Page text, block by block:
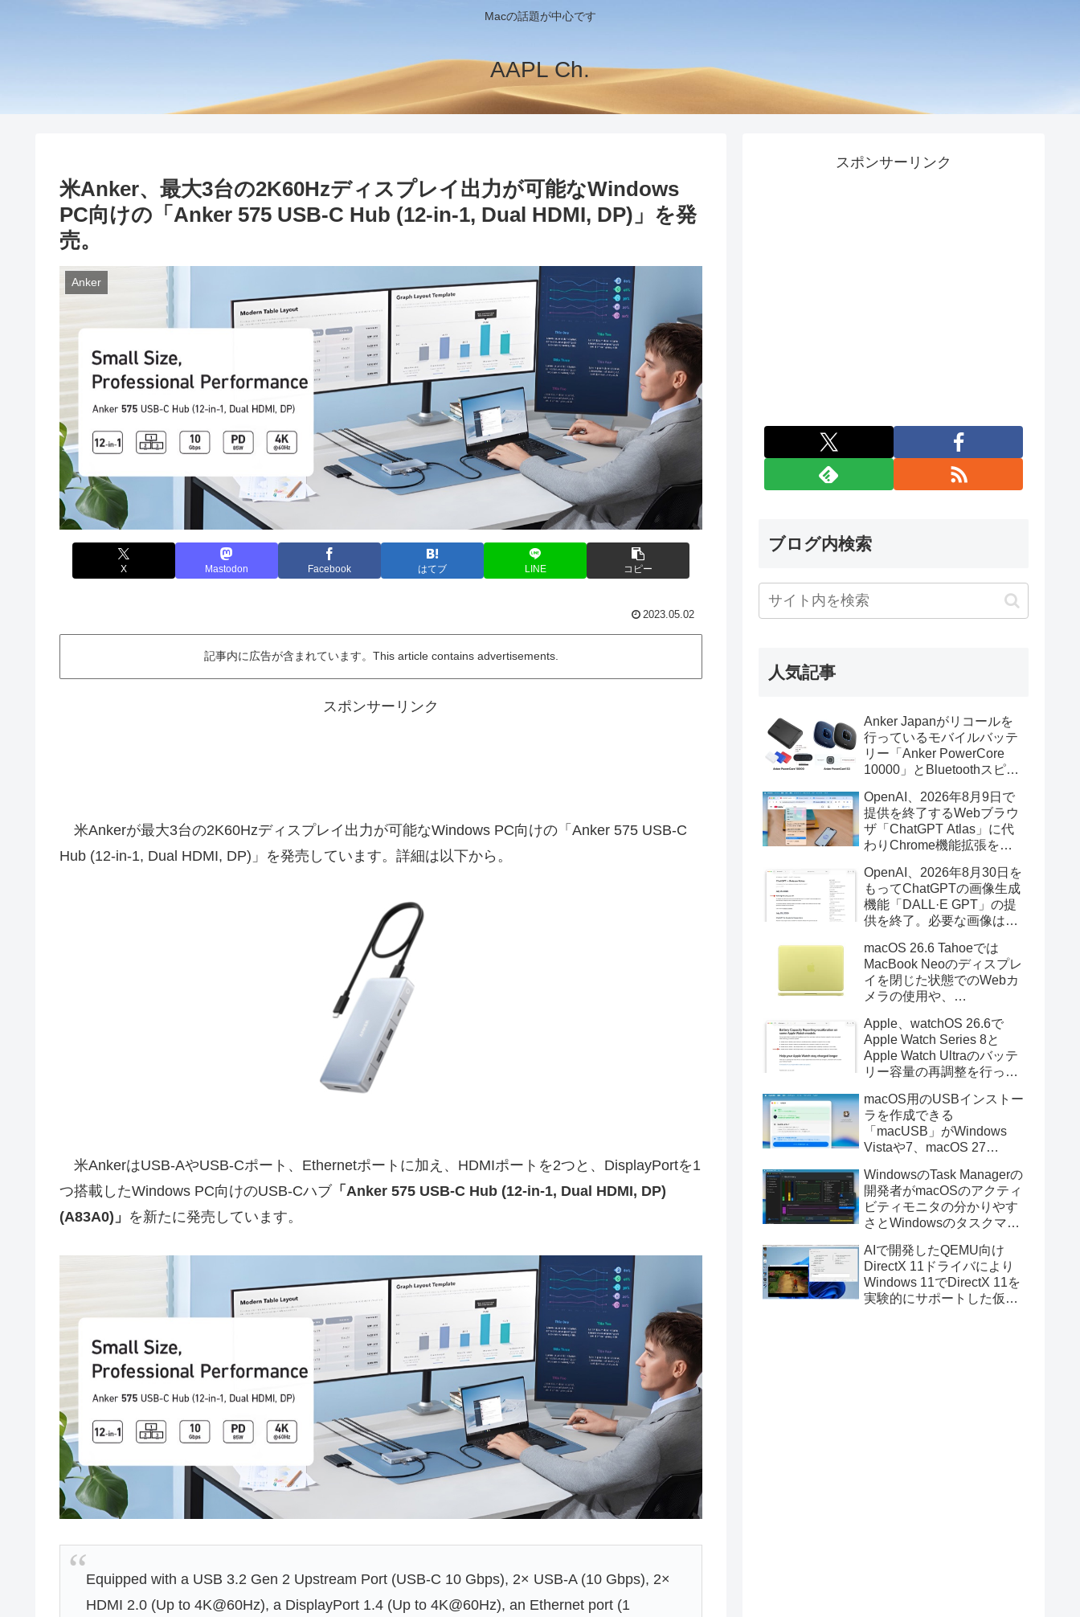
Macの話題が中心です
AAPL Ch.
米Anker、最大3台の2K60Hzディスプレイ出力が可能なWindows
PC向けの「Anker 575 USB-C Hub (12-in-1, Dual HDMI, DP)」を発
売。
Anker
X Mastodon Facebook はてブ LINE コピー
2023.05.02
記事内に広告が含まれています。This article contains advertisements.
スポンサーリンク
米Ankerが最大3台の2K60Hzディスプレイ出力が可能なWindows PC向けの「Anker 575 USB-C
Hub (12-in-1, Dual HDMI, DP)」を発売しています。詳細は以下から。
米AnkerはUSB-AやUSB-Cポート、Ethernetポートに加え、HDMIポートを2つと、DisplayPortを1
つ搭載したWindows PC向けのUSB-Cハブ「Anker 575 USB-C Hub (12-in-1, Dual HDMI, DP)
(A83A0)」 を新たに発売しています。
Equipped with a USB 3.2 Gen 2 Upstream Port (USB-C 10 Gbps), 2× USB-A (10 Gbps), 2×
HDMI 2.0 (Up to 4K@60Hz), a DisplayPort 1.4 (Up to 4K@60Hz), an Ethernet port (1
スポンサーリンク
ブログ内検索
人気記事
Anker Japanがリコールを
行っているモバイルバッテ
リー「Anker PowerCore
10000」とBluetoothスピー
辺を焼損する火災が6月に3
件発生していたそうなので
注意を。
OpenAI、2026年8月9日で
提供を終了するWebブラウ
ザ「ChatGPT Atlas」に代
わりChrome機能拡張をア
画の質問やAsk ChatGPT機
能を追加。
OpenAI、2026年8月30日を
もってChatGPTの画像生成
機能「DALL·E GPT」の提
供を終了。必要な画像は期
macOS 26.6 Tahoeでは
MacBook Neoのディスプレ
イを閉じた状態でのWebカ
メラの使用や、
利用しMacBook Neoを復元
する際の安定性が向上。
Apple、watchOS 26.6で
Apple Watch Series 8と
Apple Watch Ultraのバッテ
リー容量の再調整を行った
macOS用のUSBインストー
ラを作成できる
「macUSB」がWindows
Vistaや7、macOS 27
トーラの作成に対応。
WindowsのTask Managerの
開発者がmacOSのアクティ
ビティモニタの分かりやす
さとWindowsのタスクマネ
Mac用システムモニタアプ
リ「Task Manager TMOG」
のBeta版を公開。
AIで開発したQEMU向け
DirectX 11ドライバにより
Windows 11でDirectX 11を
実験的にサポートした仮想